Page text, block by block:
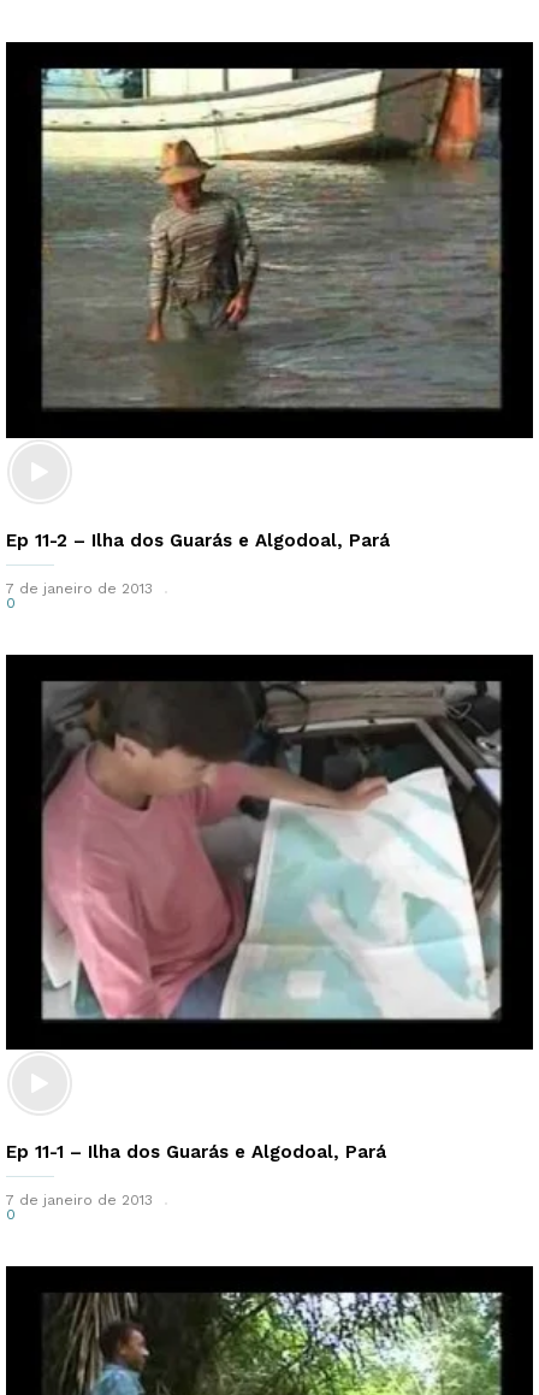
Ep 11-2 – Ilha dos Guarás e Algodoal, Pará
7 de janeiro de 2013
0
Ep 11-1 – Ilha dos Guarás e Algodoal, Pará
7 de janeiro de 2013
0